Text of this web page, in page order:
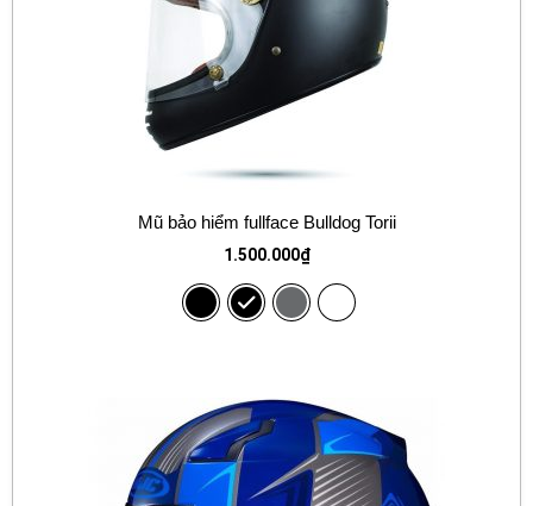
Mũ bảo hiểm fullface Bulldog Torii
1.500.000₫